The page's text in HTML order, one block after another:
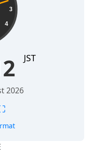
3
4
JST
2026